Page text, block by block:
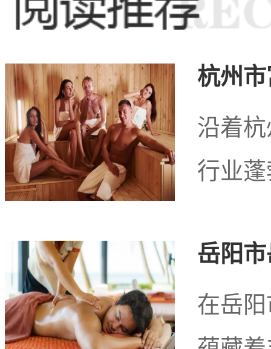
和平门地区的商务
力。随着城市化进程的
这里举办会议、商务宴
足人们日益增长的需求
们不仅可以感受到现代
杭州
沿着
行业
岳阳
在岳